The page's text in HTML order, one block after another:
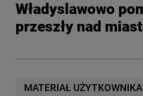
Władyslawowo
przeszły nad
MATERIAŁ UŻYTKOWNIKA